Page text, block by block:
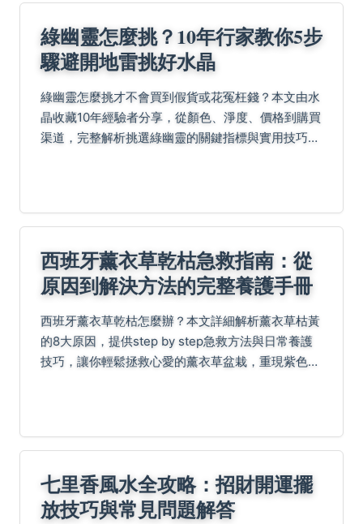
綠幽靈怎麼挑？10年行家教你5步
驟避開地雷挑好水晶
綠幽靈怎麼挑才不會買到假貨或花冤枉錢？本文由水
晶收藏10年經驗者分享，從顏色、淨度、價格到購買
渠道，完整解析挑選綠幽靈的關鍵指標與實用技巧，
西班牙薰衣草乾枯急救指南：從
原因到解決方法的完整養護手冊
西班牙薰衣草乾枯怎麼辦？本文詳細解析薰衣草枯黃
的8大原因，提供step by step急救方法與日常養護
技巧，讓你輕鬆拯救心愛的薰衣草盆栽，重現紫色花
七里香風水全攻略：招財開運擺
放技巧與常見問題解答